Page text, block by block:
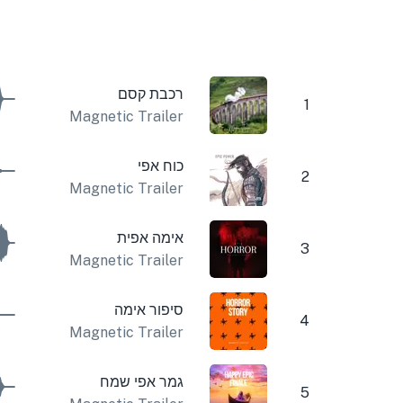
1
רכבת קסם
Magnetic Trailer
2
כוח אפי
Magnetic Trailer
3
אימה אפית
Magnetic Trailer
4
סיפור אימה
Magnetic Trailer
5
גמר אפי שמח